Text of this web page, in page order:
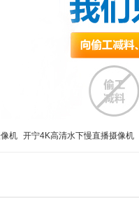
机 开宁4K高清水下慢直播摄像机